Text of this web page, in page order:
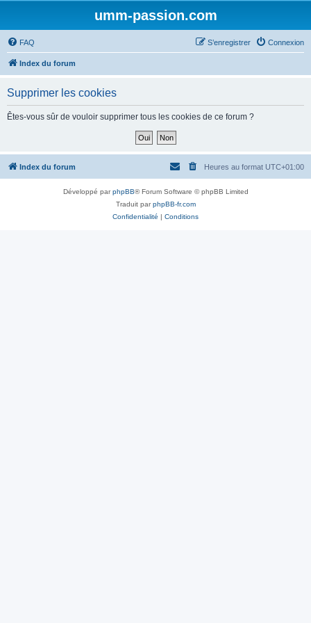
umm-passion.com
FAQ Connexion
S’enregistrer
Index du forum
Supprimer les cookies
Êtes-vous sûr de vouloir supprimer tous les cookies de ce forum ?
Index du forum Heures au format UTC+01:00
Développé parphpBB® Forum Software © phpBB Limited
Traduit parphpBB-fr.com
Confidentialité | Conditions